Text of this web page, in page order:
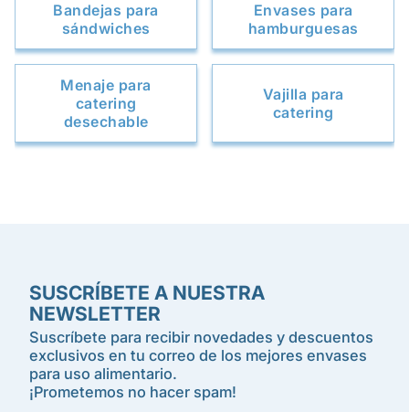
Bandejas para
sándwiches
Envases para
hamburguesas
Menaje para
catering
desechable
Vajilla para
catering
SUSCRÍBETE A NUESTRA
NEWSLETTER
Suscríbete para recibir novedades y descuentos
exclusivos en tu correo de los mejores envases
para uso alimentario.
¡Prometemos no hacer spam!